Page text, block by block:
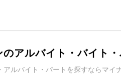
アルバイト・バイト
ルバイト・パートを探すならマ